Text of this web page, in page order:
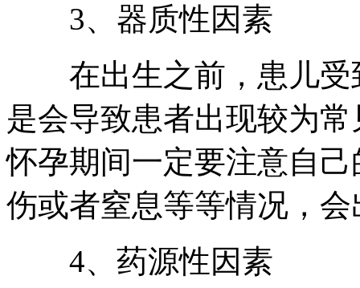
3、器质性因素
在出生之前，患儿受
是会导致患者出现较为
怀孕期间一定要注意自
伤或者窒息等等情况，
4、药源性因素